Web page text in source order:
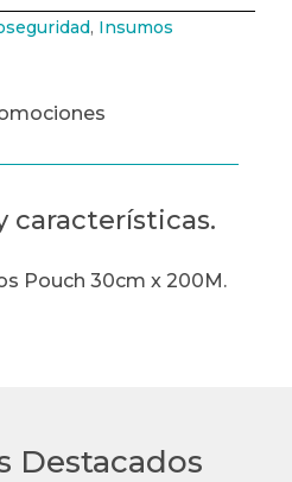
, Insumos
características.
Pouch 30cm x 200M.
Destacados